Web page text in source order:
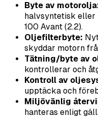
Byte av
halvsyntetisk eller
100 Avant (2.2).
Oljefilterbyte:
skyddar motorn
Tätning/byte av
kontrollerar och
Kontroll av
upptäcka och
Miljövänlig
hanteras enligt